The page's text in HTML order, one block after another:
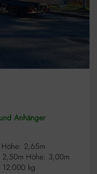
Anhänger
2,65m
Höhe: 3,00m
12.000 kg